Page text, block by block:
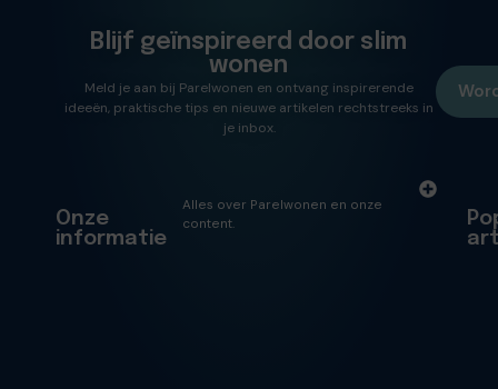
Blijf geïnspireerd door slim
wonen
Meld je aan bij Parelwonen en ontvang inspirerende
ideeën, praktische tips en nieuwe artikelen rechtstreeks in
je inbox.
Onze
informatie
Alles over Parelwonen en onze
content.